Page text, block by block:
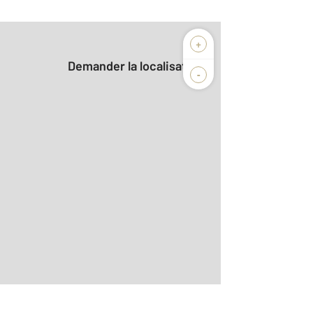
+
-
Demander la localisation